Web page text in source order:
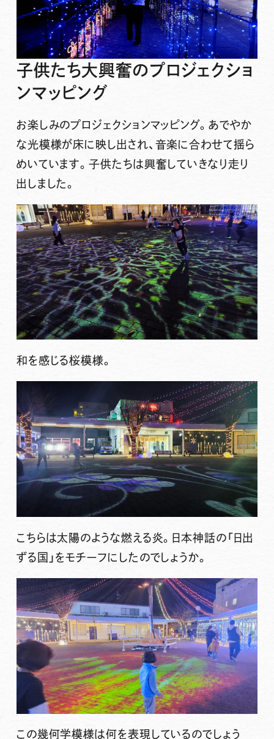
子供たち大興奮のプロジェクショ
ンマッピング
お楽しみのプロジェクションマッピング。あでやか
な光模様が床に映し出され、音楽に合わせて揺ら
めいています。子供たちは興奮していきなり走り
出しました。
和を感じる桜模様。
こちらは太陽のような燃える炎。日本神話の「日出
ずる国」をモチーフにしたのでしょうか。
この幾何学模様は何を表現しているのでしょう